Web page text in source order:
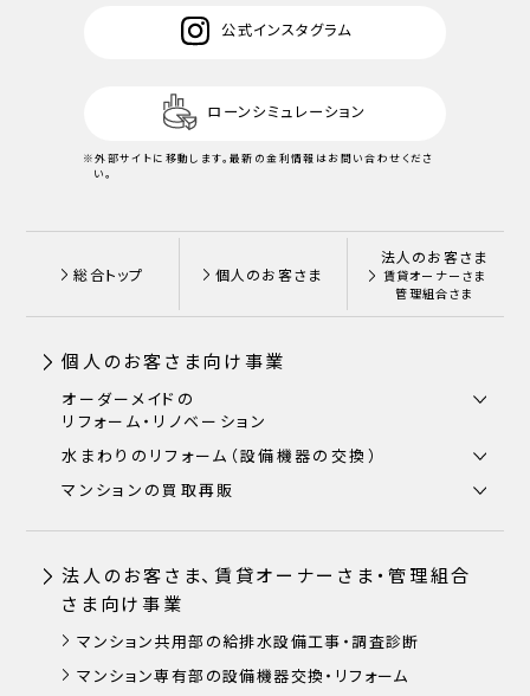
公式インスタグラム
ローンシミュレーション
※外部サイトに移動します。 最新の金利情報はお問い合わせくださ
い。
総合トップ 個人のお客さま
法人のお客さま
賃貸オーナーさま
管理組合さま
個人のお客さま向け事業
オーダーメイドの
リフォーム・リノベーション
水まわりのリフォーム（設備機器の交換）
マンションの買取再販
法人のお客さま、賃貸オーナーさま・管理組合
さま向け事業
マンション共用部の給排水設備工事・調査診断
マンション専有部の設備機器交換・リフォーム